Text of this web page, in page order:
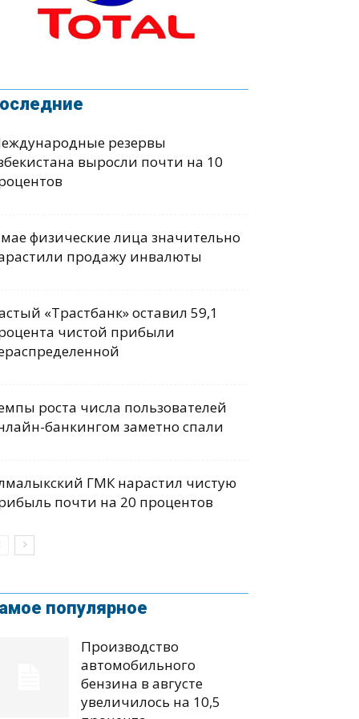
резервы
выросли почти на 10
физические лица значительно
продажу инвалюты
«Трастбанк» оставил 59,1
чистой прибыли
роста числа пользователей
банкингом заметно спали
ГМК нарастил чистую
почти на 20 процентов
популярное
Производство
автомобильного
бензина в августе
увеличилось на 10,5